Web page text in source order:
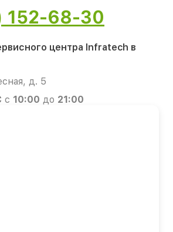
152-68-30
центра Infratech в
д. 5
с 10:00 до 21:00